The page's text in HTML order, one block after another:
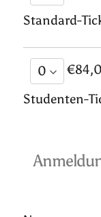
Standard-
Studenten-